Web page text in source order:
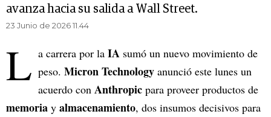
avanza hacia su salida a Wall Street.
23 Junio de 2026 11.44
L a carrera por la IA sumó un nuevo movimiento de
peso. Micron Technology anunció este lunes un
acuerdo con Anthropic para proveer productos de
memoria y almacenamiento, dos insumos decisivos para